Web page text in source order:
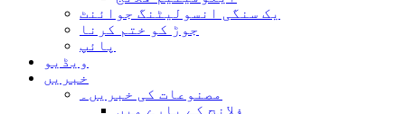
یک سنگی انسولیٹنگ جوائنٹ
جوڑ کو ختم کرنا
پائپ
ویڈیو
خبریں
مصنوعات کی خبریں۔
فلانج کے بارے میں